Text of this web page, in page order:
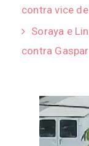
contra vice
Soraya e
contra Gaspar